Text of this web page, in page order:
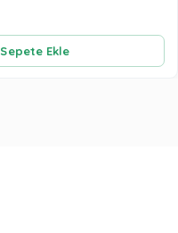
Sepete Ekle